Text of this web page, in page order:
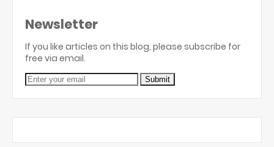
Newsletter
If you like articles on this blog, please subscribe for
free via email.